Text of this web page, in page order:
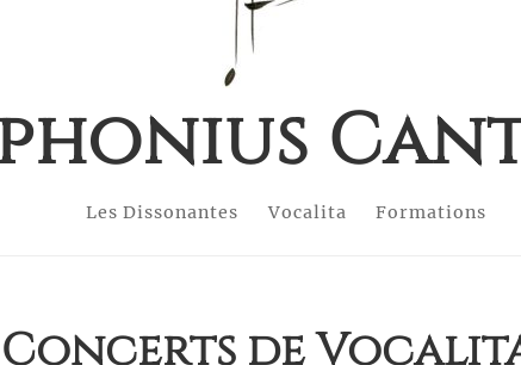
Les Dissonantes Vocalita Formations
Concerts de